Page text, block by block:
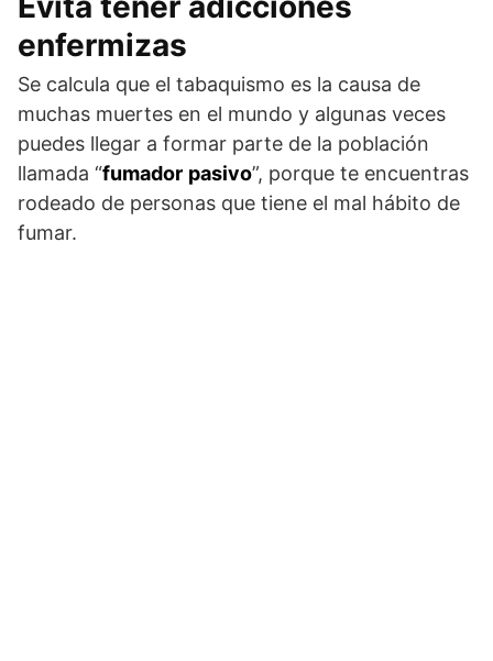
enfermizas
Se calcula que el tabaquismo es la causa de
muchas muertes en el mundo y algunas veces
puedes llegar a formar parte de la población
llamada “fumador pasivo”, porque te encuentras
rodeado de personas que tiene el mal hábito de
fumar.